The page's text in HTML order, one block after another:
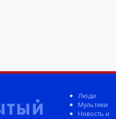
Люди
Мультики
Новость и